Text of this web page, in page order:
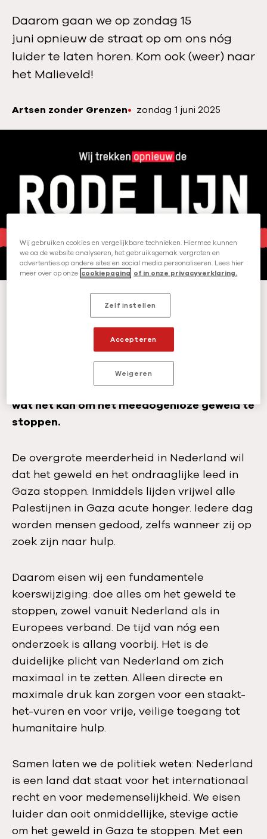
Daarom gaan we op zondag 15
juni opnieuw de straat op om ons nóg
luider te laten horen. Kom ook (weer) naar
het Malieveld!
A
u
Artsen zonder Grenzen
P
l
t
e
d
a
u
m
:
zondag 1 juni 2025
Demissionair of niet: wij eisen dat het
kabinet nú concrete actie onderneemt
tegen het ongeremde oorlogsgeweld
mensen in Gaza kunnen niet wachten.
Nederland heeft de plicht om alles te doen
wat het kan om het meedogenloze geweld te
stoppen.
De overgrote meerderheid in Nederland wil
dat het geweld en het ondraaglijke leed in
Gaza stoppen. Inmiddels lijden vrijwel alle
Palestijnen in Gaza acute honger. Iedere dag
worden mensen gedood, zelfs wanneer zij op
zoek zijn naar hulp.
Daarom eisen wij een fundamentele
koerswijziging: doe alles om het geweld te
stoppen, zowel vanuit Nederland als in
Europees verband. De tijd van nóg een
onderzoek is allang voorbij. Het is de
duidelijke plicht van Nederland om zich
maximaal in te zetten. Alleen directe en
maximale druk kan zorgen voor een staakt-
het-vuren en voor vrije, veilige toegang tot
humanitaire hulp.
Samen laten we de politiek weten: Nederland
is een land dat staat voor het internationaal
recht en voor medemenselijkheid. We eisen
luider dan ooit onmiddellijke, stevige actie
om het geweld in Gaza te stoppen. Met een
Wij gebruiken cookies en vergelijkbare technieken. Hiermee kunnen
we oa de website analyseren, het gebruiksgemak vergroten en
advertenties op andere sites en social media personaliseren. Lees hier
meer over op onze cookiepagina of in onze privacyverklaring.
Zelf instellen
Weigeren
Accepteren